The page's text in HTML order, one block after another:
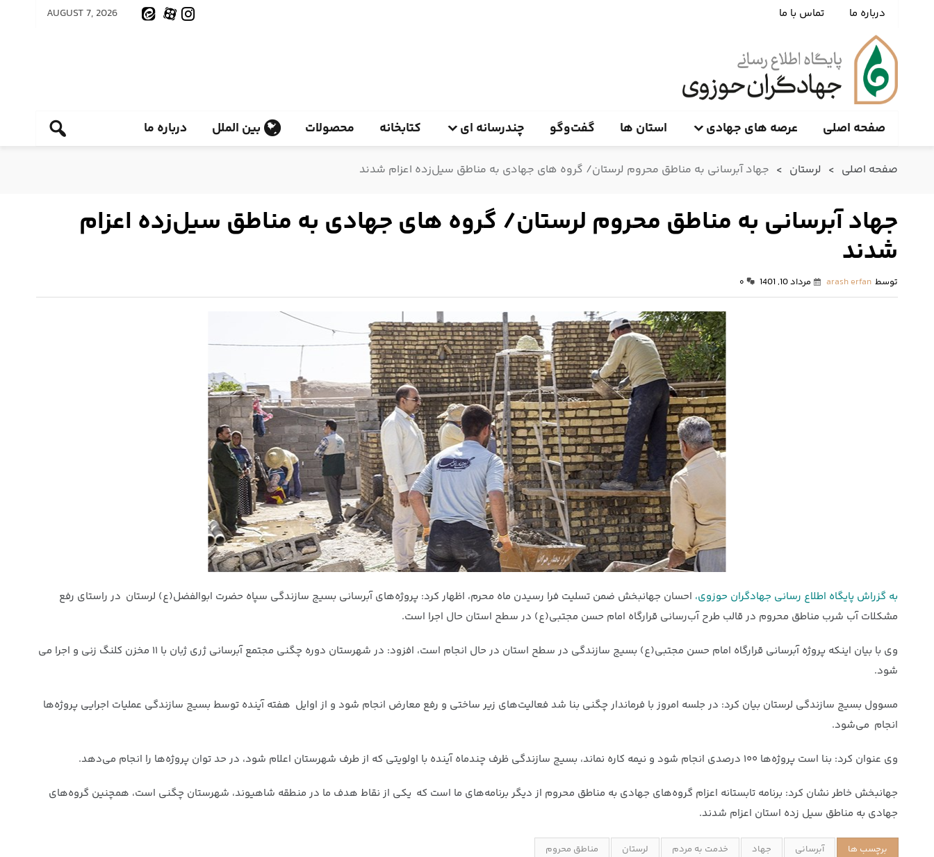
درباره ما تماس با ما AUGUST 7, 2026
صفحه اصلی عرصه های جهادی استان ها گفت‌وگو چندرسانه ای کتابخانه محصولات بین الملل درباره ما
صفحه اصلی > لرستان > جهاد آبرسانی به مناطق محروم لرستان/ گروه های جهادی به مناطق سیل‌زده اعزام شدند
جهاد آبرسانی به مناطق محروم لرستان/ گروه های جهادی به مناطق سیل‌زده اعزام
شدند
توسط arash erfan مرداد 10, 1401 ۰
به گزراش پایگاه اطلاع رسانی جهادگران حوزوی، احسان جهانبخش ضمن تسلیت فرا رسیدن ماه محرم، اظهار کرد: پروژه‌های آبرسانی بسیج سازندگی سپاه حضرت ابوالفضل(ع) لرستان در راستای رفع
مشکلات آب شرب مناطق محروم در قالب طرح آب‌رسانی قرارگاه امام حسن مجتبی(ع) در سطح استان حال اجرا است.
وی با بیان اینکه پروژه آبرسانی قرارگاه امام حسن مجتبی(ع) بسیج سازندگی در سطح استان در حال انجام است، افزود: در شهرستان دوره چگنی مجتمع آبرسانی ژری ژبان با ۱۱ مخزن کلنگ زنی و اجرا می
شود.
مسوول بسیج سازندگی لرستان بیان کرد: در جلسه امروز با فرماندار چگنی بنا شد فعالیت‌های زیر ساختی و رفع معارض انجام شود و از اوایل هفته آینده توسط بسیج سازندگی عملیات اجرایی پروژه‌ها
انجام می‌شود.
وی عنوان کرد: بنا است پروژه‌ها ۱۰۰ درصدی انجام شود و نیمه کاره نماند، بسیج سازندگی ظرف چندماه آینده با اولویتی که از طرف شهرستان اعلام شود، در حد توان پروژه‌ها را انجام می‌دهد.
جهانبخش خاطر نشان کرد: برنامه تابستانه اعزام گروه‌های جهادی به مناطق محروم از دیگر برنامه‌های ما است که یکی از نقاط هدف ما در منطقه شاهیوند، شهرستان چگنی است، همچنین گروه‌های
جهادی به مناطق سیل زده استان اعزام شدند.
برچسب ها آبرسانی جهاد خدمت به مردم لرستان مناطق محروم